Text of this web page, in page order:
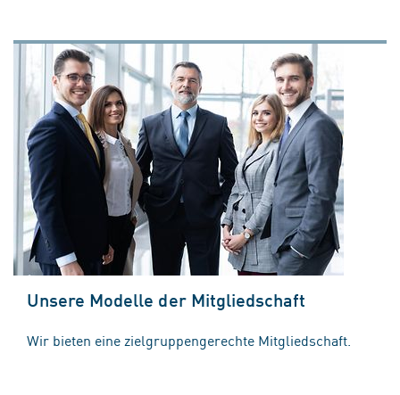
Unsere Modelle der Mitgliedschaft
Wir bieten eine zielgruppengerechte Mitgliedschaft.